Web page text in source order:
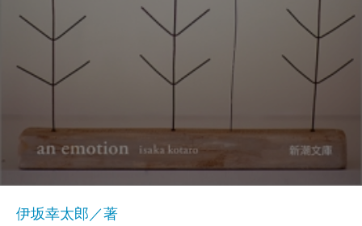
伊坂幸太郎／著